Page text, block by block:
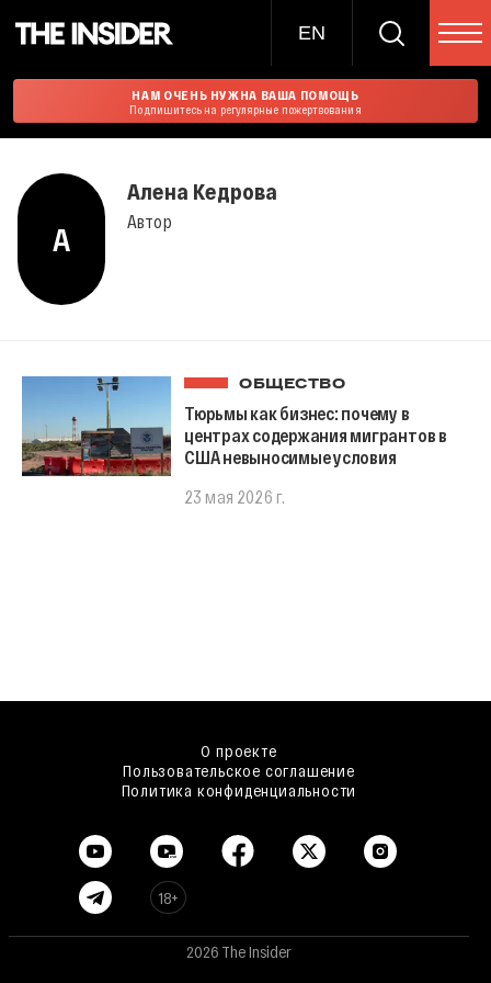
EN
НАМ ОЧЕНЬ НУЖНА ВАША ПОМОЩЬ
Подпишитесь на регулярные пожертвования
А
Алена Кедрова
Автор
ОБЩЕСТВО
Тюрьмы как бизнес: почему в
центрах содержания мигрантов в
США невыносимые условия
23 мая 2026 г.
О проекте
Пользовательское соглашение
Политика конфиденциальности
18+
2026 The Insider